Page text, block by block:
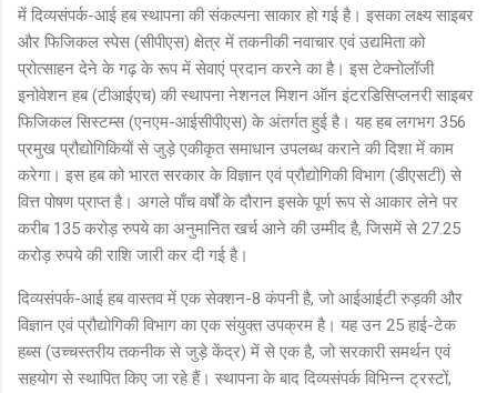
में दिव्यसंपर्क-आई हब स्थापना की संकल्पना साकार हो गई है। इसका लक्ष्य साइबर
और फिजिकल स्पेस (सीपीएस) क्षेत्र में तकनीकी नवाचार एवं उद्यमिता को
प्रोत्साहन देने के गढ़ के रूप में सेवाएं प्रदान करने का है। इस टेक्नोलॉजी
इनोवेशन हब (टीआईएच) की स्थापना नेशनल मिशन ऑन इंटरडिसिप्लनरी साइबर
फिजिकल सिस्टम्स (एनएम-आईसीपीएस) के अंतर्गत हुई है। यह हब लगभग 356
प्रमुख प्रौद्योगिकियों से जुड़े एकीकृत समाधान उपलब्ध कराने की दिशा में काम
करेगा। इस हब को भारत सरकार के विज्ञान एवं प्रौद्योगिकी विभाग (डीएसटी) से
वित्त पोषण प्राप्त है। अगले पाँच वर्षों के दौरान इसके पूर्ण रूप से आकार लेने पर
करीब 135 करोड़ रुपये का अनुमानित खर्च आने की उम्मीद है, जिसमें से 27.25
करोड़ रुपये की राशि जारी कर दी गई है।
दिव्यसंपर्क-आई हब वास्तव में एक सेक्शन-8 कंपनी है, जो आईआईटी रुड़की और
विज्ञान एवं प्रौद्योगिकी विभाग का एक संयुक्त उपक्रम है। यह उन 25 हाई-टेक
हब्स (उच्चस्तरीय तकनीक से जुड़े केंद्र) में से एक है, जो सरकारी समर्थन एवं
सहयोग से स्थापित किए जा रहे हैं। स्थापना के बाद दिव्यसंपर्क विभिन्न ट्रस्टों,